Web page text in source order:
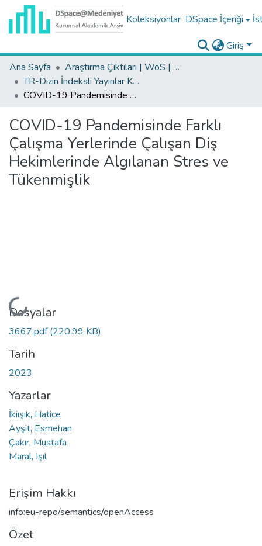
Koleksiyonlar DSpace İçeriği
Giriş
Ana Sayfa
Araştırma Çıktıları | WoS | Scopus | TR-Dizin | PubMed
TR-Dizin İndeksli Yayınlar Koleksiyonu
COVID-19 Pandemisinde Farklı Çalışma Yerlerinde Çalışan Diş Hekimlerinde Algılanan Stres ve Tükenmişlik
COVID-19 Pandemisinde Farklı
Çalışma Yerlerinde Çalışan Diş
Hekimlerinde Algılanan Stres ve
Tükenmişlik
Yükleniyor...
Dosyalar
3667.pdf(220.99 KB)
Tarih
2023
Yazarlar
İkiışık, Hatice
Ayşit, Esmehan
Çakır, Mustafa
Maral, Işıl
Erişim Hakkı
info:eu-repo/semantics/openAccess
Özet